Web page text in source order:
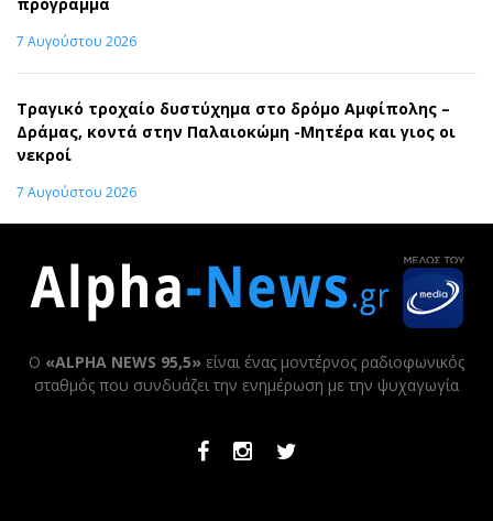
7 Αυγούστου 2026
Τραγικό τροχαίο δυστύχημα στο δρόμο Αμφίπολης –
Δράμας, κοντά στην Παλαιοκώμη -Μητέρα και γιος οι
νεκροί
7 Αυγούστου 2026
Ο «ALPHA NEWS 95,5» είναι ένας μοντέρνος ραδιοφωνικός
σταθμός που συνδυάζει την ενημέρωση με την ψυχαγωγία
FacebookInstagramTwitter